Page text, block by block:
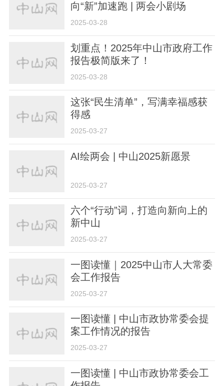
向“新”加速跑 | 两会小剧场
2025-03-28
划重点！2025年中山市政府工作
报告极简版来了！
2025-03-28
这张“民生清单”，写满幸福感获
得感
2025-03-27
AI绘两会 | 中山2025新愿景
2025-03-27
六个“行动”词，打造向新向上的
新中山
2025-03-27
一图读懂｜2025中山市人大常委
会工作报告
2025-03-27
一图读懂 | 中山市政协常委会提
案工作情况的报告
2025-03-27
一图读懂 | 中山市政协常委会工